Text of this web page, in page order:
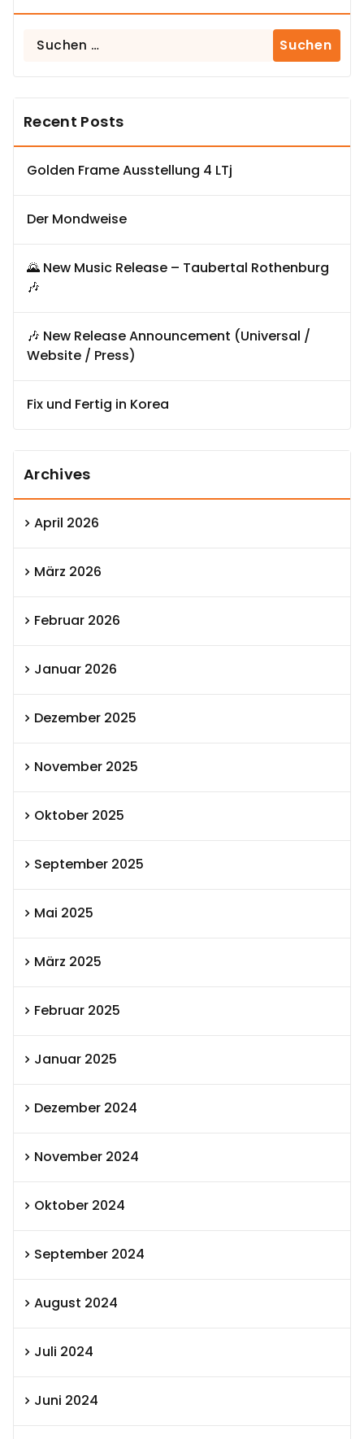
Suchen
Recent Posts
Golden Frame Ausstellung 4 LTj
Der Mondweise
🌄 New Music Release – Taubertal Rothenburg
🎶
🎶 New Release Announcement (Universal /
Website / Press)
Fix und Fertig in Korea
Archives
April 2026
März 2026
Februar 2026
Januar 2026
Dezember 2025
November 2025
Oktober 2025
September 2025
Mai 2025
März 2025
Februar 2025
Januar 2025
Dezember 2024
November 2024
Oktober 2024
September 2024
August 2024
Juli 2024
Juni 2024